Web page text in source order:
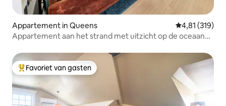
Appartement in Queens Gemiddelde
4,81 (319)
Appartement aan het strand met uitzicht op de oceaan
Topfavoriet van gasten
Favoriet van gasten